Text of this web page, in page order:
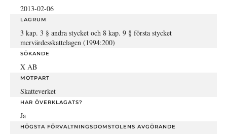
2013-02-06
LAGRUM
3 kap. 3 § andra stycket och 8 kap. 9 § första stycket
mervärdesskattelagen (1994:200)
SÖKANDE
X AB
MOTPART
Skatteverket
HAR ÖVERKLAGATS?
Ja
HÖGSTA FÖRVALTNINGSDOMSTOLENS AVGÖRANDE